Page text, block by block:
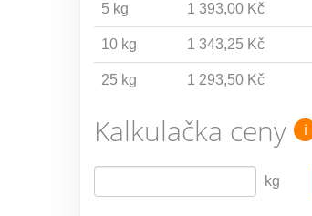
5 kg 1 393,00 Kč
10 kg 1 343,25 Kč
25 kg 1 293,50 Kč
Kalkulačka ceny i
kg